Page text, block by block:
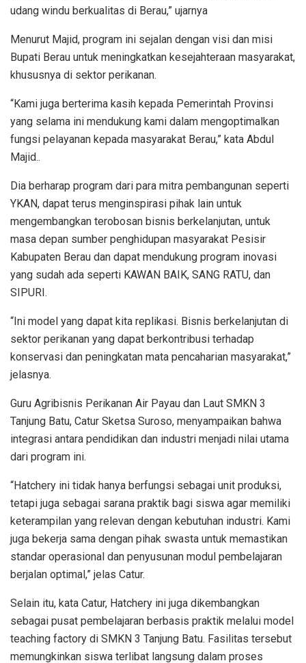
udang windu berkualitas di Berau,” ujarnya
Menurut Majid, program ini sejalan dengan visi dan misi
Bupati Berau untuk meningkatkan kesejahteraan masyarakat,
khususnya di sektor perikanan.
“Kami juga berterima kasih kepada Pemerintah Provinsi
yang selama ini mendukung kami dalam mengoptimalkan
fungsi pelayanan kepada masyarakat Berau,” kata Abdul
Majid..
Dia berharap program dari para mitra pembangunan seperti
YKAN, dapat terus menginspirasi pihak lain untuk
mengembangkan terobosan bisnis berkelanjutan, untuk
masa depan sumber penghidupan masyarakat Pesisir
Kabupaten Berau dan dapat mendukung program inovasi
yang sudah ada seperti KAWAN BAIK, SANG RATU, dan
SIPURI.
“Ini model yang dapat kita replikasi. Bisnis berkelanjutan di
sektor perikanan yang dapat berkontribusi terhadap
konservasi dan peningkatan mata pencaharian masyarakat,”
jelasnya.
Guru Agribisnis Perikanan Air Payau dan Laut SMKN 3
Tanjung Batu, Catur Sketsa Suroso, menyampaikan bahwa
integrasi antara pendidikan dan industri menjadi nilai utama
dari program ini.
“Hatchery ini tidak hanya berfungsi sebagai unit produksi,
tetapi juga sebagai sarana praktik bagi siswa agar memiliki
keterampilan yang relevan dengan kebutuhan industri. Kami
juga bekerja sama dengan pihak swasta untuk memastikan
standar operasional dan penyusunan modul pembelajaran
berjalan optimal,” jelas Catur.
Selain itu, kata Catur, Hatchery ini juga dikembangkan
sebagai pusat pembelajaran berbasis praktik melalui model
teaching factory di SMKN 3 Tanjung Batu. Fasilitas tersebut
memungkinkan siswa terlibat langsung dalam proses